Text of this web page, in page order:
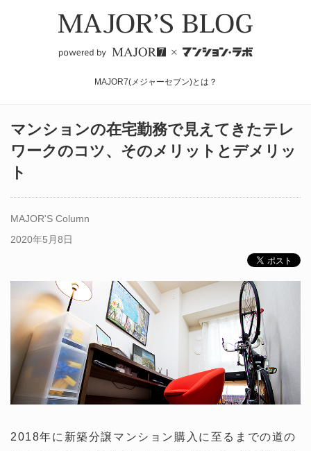
MAJOR7(メジャーセブン)とは？
マンションの在宅勤務で見えてきたテレ
ワークのコツ、そのメリットとデメリッ
ト
MAJOR'S Column
2020年5月8日
2018年に新築分譲マンション購入に至るまでの道の